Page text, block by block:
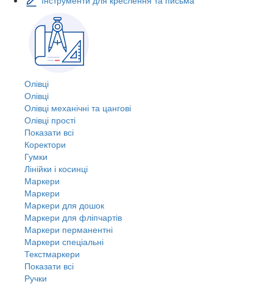
Олівці
Олівці
Олівці механічні та цангові
Олівці прості
Показати всі
Коректори
Гумки
Лінійки і косинці
Маркери
Маркери
Маркери для дошок
Маркери для фліпчартів
Маркери перманентні
Маркери спеціальні
Текстмаркери
Показати всі
Ручки